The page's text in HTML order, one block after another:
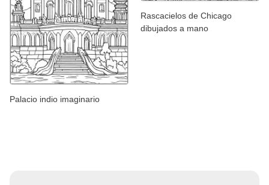
Palacio indio imaginario
Rascacielos de Chicago
dibujados a mano